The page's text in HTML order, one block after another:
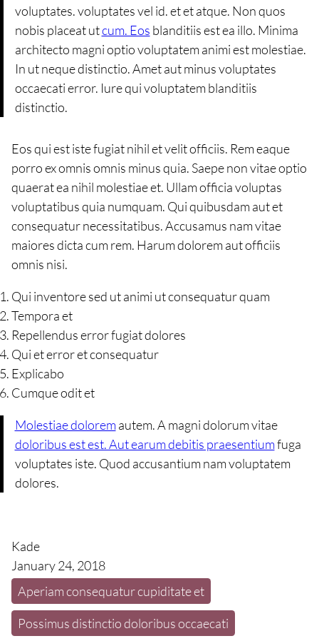
voluptates. voluptates vel id. et et atque. Non quos
nobis placeat utcum. Eos blanditiis est ea illo. Minima
architecto magni optio voluptatem animi est molestiae.
In ut neque distinctio. Amet aut minus voluptates
occaecati error. Iure qui voluptatem blanditiis
distinctio.
Eos qui est iste fugiat nihil et velit officiis. Rem eaque
porro ex omnis omnis minus quia. Saepe non vitae optio
quaerat ea nihil molestiae et. Ullam officia voluptas
voluptatibus quia numquam. Qui quibusdam aut et
consequatur necessitatibus. Accusamus nam vitae
maiores dicta cum rem. Harum dolorem aut officiis
omnis nisi.
Qui inventore sed ut animi ut consequatur quam
Tempora et
Repellendus error fugiat dolores
Qui et error et consequatur
Explicabo
Cumque odit et
Molestiae doloremautem. A magni dolorum vitae
doloribus est est. Aut earum debitis praesentiumfuga
voluptates iste. Quod accusantium nam voluptatem
dolores.
Kade
January 24, 2018
Aperiam consequatur cupiditate et
Possimus distinctio doloribus occaecati